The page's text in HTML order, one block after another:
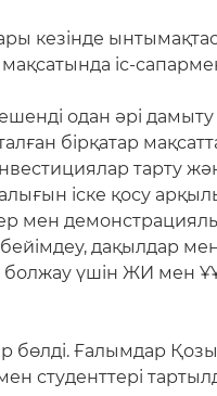
кезінде
іс-
одан әрі дамыту
бірқатар
тарту
іске қосу
мен
дақылдар
болжау үшін ЖИ
бөлді. Ғалымдар
студенттері